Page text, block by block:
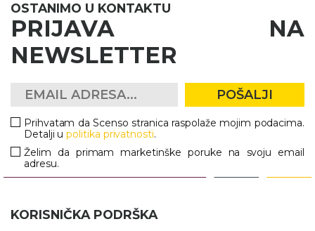
OSTANIMO U KONTAKTU
PRIJAVA NA
NEWSLETTER
POŠALJI
Prihvatam da Scenso stranica raspolaže mojim podacima.
Detalji upolitika privatnosti.
Želim da primam marketinške poruke na svoju email
adresu.
KORISNIČKA PODRŠKA